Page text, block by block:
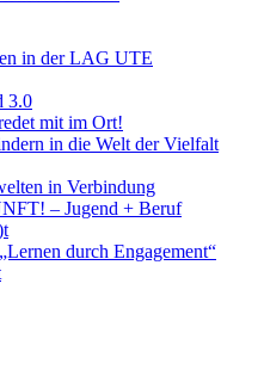
in der LAG UTE
3.0
mit im Ort!
in die Welt der Vielfalt
in Verbindung
– Jugend + Beruf
durch Engagement“